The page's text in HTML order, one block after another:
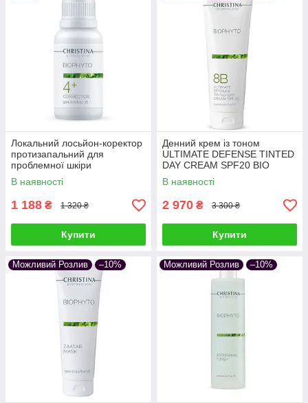
Локальний лосьйон-коректор
протизапальний для
проблемної шкіри
CORRECTOR BIO PHYTO
CHRISTINA (крок 4+) 30 мл
В наявності
1 188 ₴ 1 320 ₴
Купити
Денний крем із тоном
ULTIMATE DEFENSE TINTED
DAY CREAM SPF20 BIO
PHYTO CHRISTINA
"Абсолютний Захист" (крок
8b) 250 мл
В наявності
2 970 ₴ 3 300 ₴
Купити
Можливий Розлив –10% Можливий Розлив –10%